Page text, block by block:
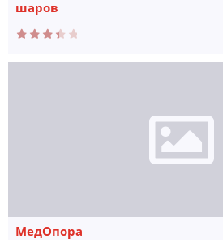
шаров
МедОпора